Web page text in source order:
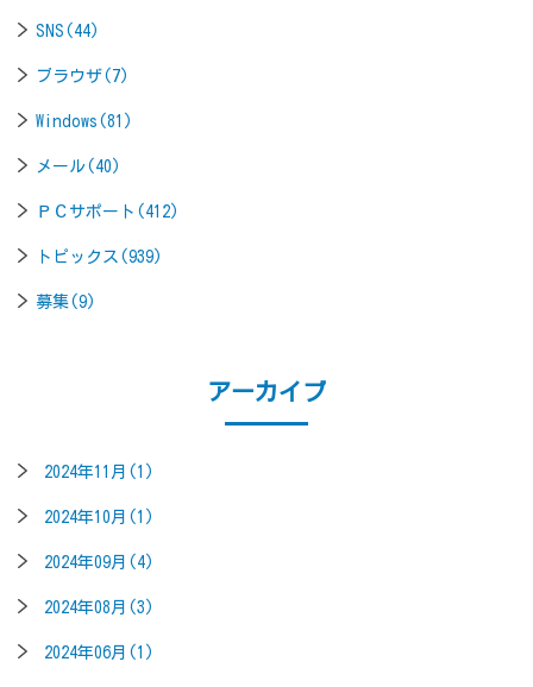
SNS(44)
ブラウザ(7)
Windows(81)
メール(40)
ＰＣサポート(412)
トピックス(939)
募集(9)
アーカイブ
2024年11月(1)
2024年10月(1)
2024年09月(4)
2024年08月(3)
2024年06月(1)